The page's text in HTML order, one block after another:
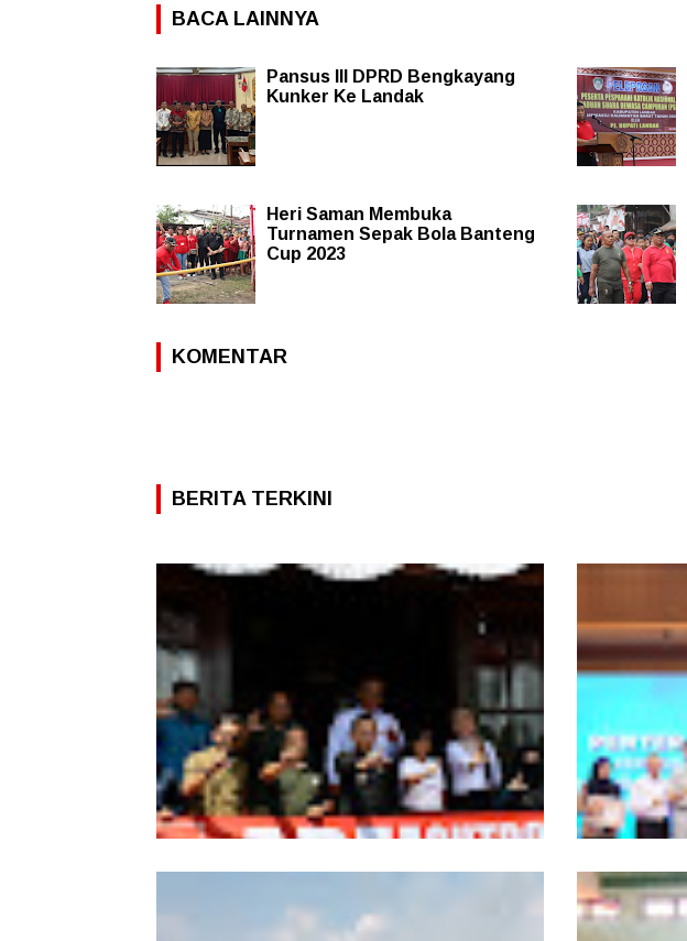
BACA LAINNYA
Pansus III DPRD Bengkayang
Kunker Ke Landak
Heri Saman Membuka
Turnamen Sepak Bola Banteng
Cup 2023
KOMENTAR
BERITA TERKINI